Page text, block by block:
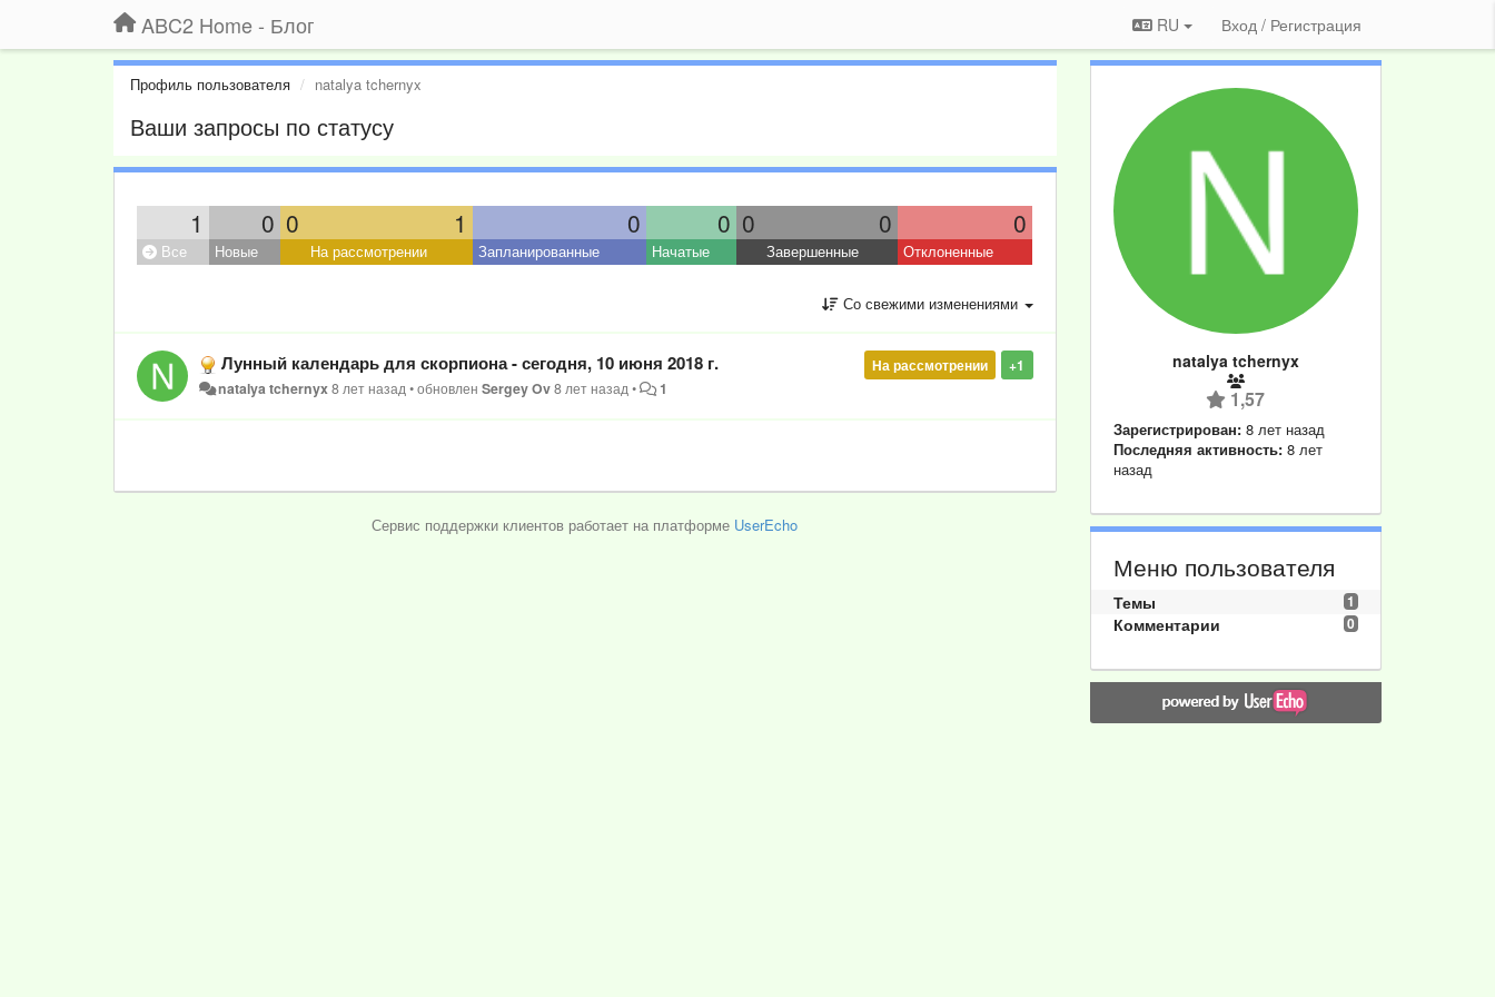
ABC2 Home - Блог RU Вход / Регистрация
Профиль пользователя natalya tchernyx
Ваши запросы по статусу
1 0 0 1 0 0 0 0 0
Все Новые На рассмотрении Запланированные Начатые Завершенные Отклоненные
Со свежими изменениями
+1
На рассмотрении
Лунный календарь для скорпиона - сегодня, 10 июня 2018 г.
natalya tchernyx8 лет назад•обновленSergey Ov8 лет назад• 1
Сервис поддержки клиентов работает на платформе UserEcho
natalya tchernyx
1,57
Зарегистрирован: 8 лет назад
Последняя активность: 8 лет
назад
Меню пользователя
1
Темы
0
Комментарии